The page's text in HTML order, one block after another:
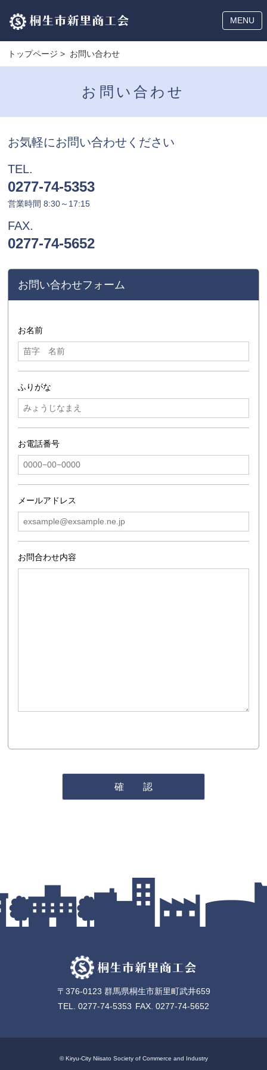
MENU
トップページ > お問い合わせ
お問い合わせ
お気軽にお問い合わせください
TEL.
0277-74-5353
営業時間 8:30～17:15
FAX.
0277-74-5652
お問い合わせフォーム
お名前
ふりがな
お電話番号
メールアドレス
お問合わせ内容
〒376-0123 群馬県桐生市新里町武井659
TEL. 0277-74-5353 FAX. 0277-74-5652
© Kiryu-City Niisato Society of Commerce and Industry